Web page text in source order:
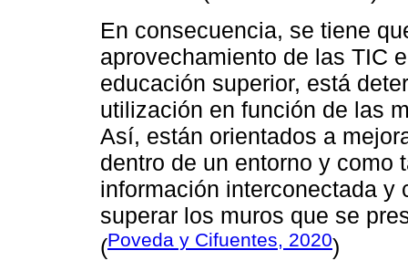
En consecuencia, se tiene
aprovechamiento de las TIC
educación superior, está
utilización en función de las
Así, están orientados a
dentro de un entorno y como
información interconectada y
superar los muros que se
(Poveda y Cifuentes, 2020)